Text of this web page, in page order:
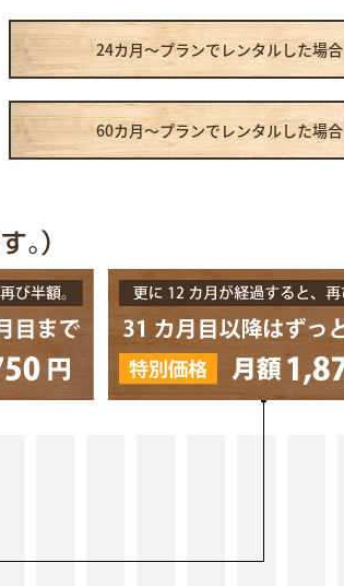
24カ月～プランでレンタルした場合
60カ月～プランでレンタルした場合